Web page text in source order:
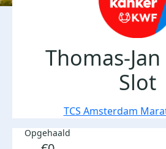
Thomas-
Slot
TCS Amsterdam
Opgehaald